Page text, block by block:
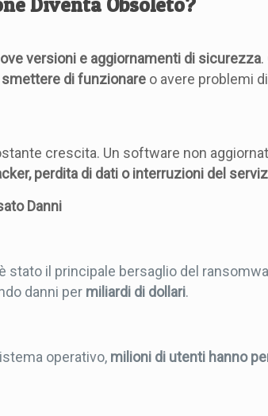
Diventa Obsoleto?
versioni e aggiornamenti di sicurezza.
di funzionareo avere problemi
crescita. Un software non
perdita di dati o interruzioni del
Danni
stato il principale bersaglio del
danni per miliardi di dollari.
operativo, milioni di utenti hanno